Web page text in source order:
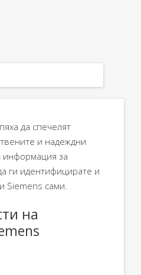
да спечелят
и надеждни
информация за
ги идентифицирате и
Siemens сами.
на